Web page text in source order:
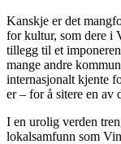
Kanskje er det
for kultur, som dere i
tillegg til et
mange andre
internasjonalt kjente
er – for å sitere en av
I en urolig verden
lokalsamfunn som